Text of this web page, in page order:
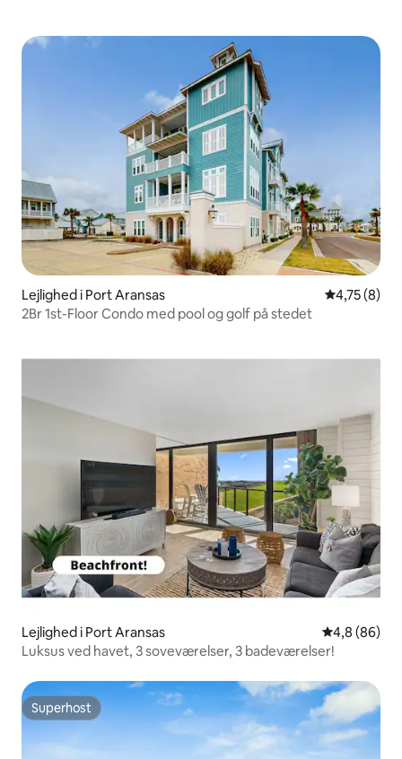
Lejlighed i Port Aransas 4,75 ud af
4,75 (8)
2Br 1st-Floor Condo med pool og golf på stedet
Lejlighed i Port Aransas 4,8 ud af 5 i
4,8 (86)
Luksus ved havet, 3 soveværelser, 3 badeværelser!
Superhost
Superhost